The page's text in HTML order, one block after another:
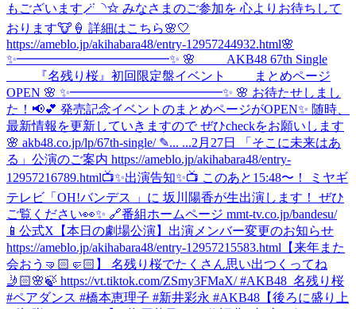
もございます🪄◝✩ みなさまのご参加を 心よりお待ちして
おります🐮🍦 詳細はこちら🌸🤍
https://ameblo.jp/akihabara48/entry-12957244932.html🌸
✨━━━━━━━━━━━━✨ 🌸 AKB48 67th Single
『名残り桜』初回限定盤イベント まとめページ
OPEN 🌸 ✨━━━━━━━━━━━━✨ 🌸 お待たせしまし
た！📢💕 発売記念イベントのまとめページがOPEN✨ 随時、
最新情報を更新していきますので ぜひcheckをお願いします
🌸 akb48.co.jp/lp/67th-single/ ✎... ...2月27日 「そこに未来はあ
る」公演のご案内 https://ameblo.jp/akihabara48/entry-
12957216789.html📺✨出演告知✨📺 このあと15:48〜！ ミヤギ
テレビ「OH!バンデス 」に 坂川陽香が生出演します！ ぜひ
ご覧ください👀✨ 🔗番組ホームページ mmt-tv.co.jp/bandesu/
📱公式X 【本日の劇場公演】出演メンバー変更のお知らせ
https://ameblo.jp/akihabara48/entry-12957215583.html 【来年また
会おう🤜🏻🤛🏻】 名残り桜でたくさん思い出つくってね
🤳🏻🌸🍃 https://vt.tiktok.com/ZSmy3FMaX/ #AKB48_名残り桜
#ペアダンス #橋本恵理子 #新井彩永 #AKB48 【後ろに盛り上